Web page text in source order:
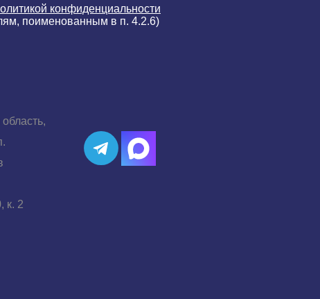
конфиденциальности
поименованным в п. 4.2.6)
к. 2